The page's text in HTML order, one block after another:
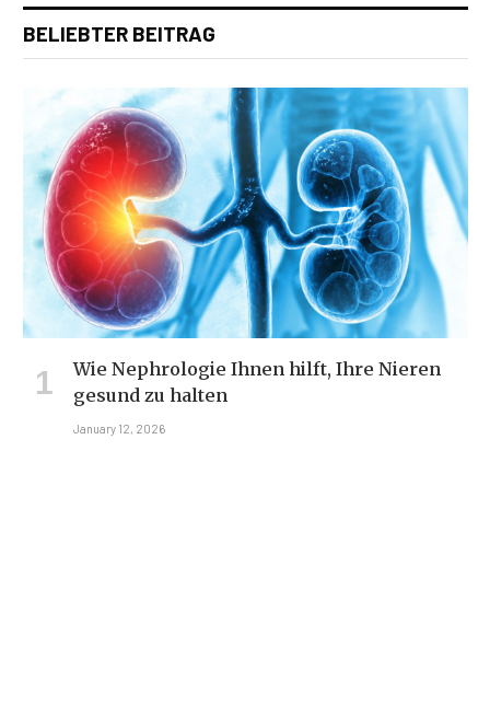
BELIEBTER BEITRAG
Wie Nephrologie Ihnen hilft, Ihre Nieren
gesund zu halten
January 12, 2026